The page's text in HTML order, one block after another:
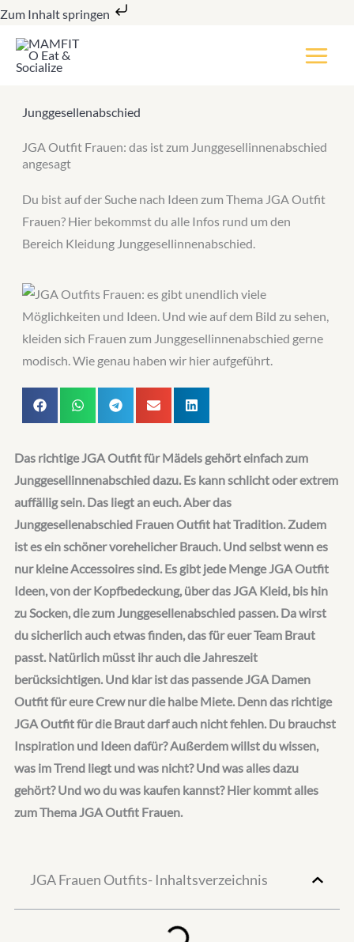
Zum Inhalt springen
Zum
springen
Junggesellenabschied
JGA Outfit Frauen: das ist zum Junggesellinnenabschied
angesagt
Du bist auf der Suche nach Ideen zum Thema JGA Outfit
Frauen? Hier bekommst du alle Infos rund um den
Bereich Kleidung Junggesellinnenabschied.
Das richtige JGA Outfit für Mädels gehört einfach zum
Junggesellinnenabschied dazu. Es kann schlicht oder extrem
auffällig sein. Das liegt an euch. Aber das
Junggesellenabschied Frauen Outfit hat Tradition. Zudem
ist es ein schöner vorehelicher Brauch. Und selbst wenn es
nur kleine Accessoires sind. Es gibt jede Menge JGA Outfit
Ideen, von der Kopfbedeckung, über das JGA Kleid, bis hin
zu Socken, die zum Junggesellenabschied passen. Da wirst
du sicherlich auch etwas finden, das für euer Team Braut
passt. Natürlich müsst ihr auch die Jahreszeit
berücksichtigen. Und klar ist das passende JGA Damen
Outfit für eure Crew nur die halbe Miete. Denn das richtige
JGA Outfit für die Braut darf auch nicht fehlen. Du brauchst
Inspiration und Ideen dafür? Außerdem willst du wissen,
was im Trend liegt und was nicht? Und was alles dazu
gehört? Und wo du was kaufen kannst? Hier kommt alles
zum Thema JGA Outfit Frauen.
JGA Frauen Outfits- Inhaltsverzeichnis